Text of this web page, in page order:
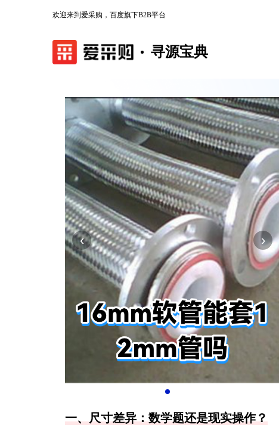
欢迎来到爱采购，百度旗下B2B平台
寻源宝典
‹ ›
一、尺寸差异：数学题还是现实操作？